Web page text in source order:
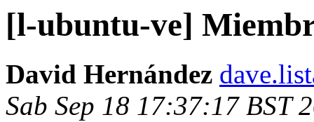
[l-ubuntu-ve]
David Hernández
Sab Sep 18 17:37:17 BST